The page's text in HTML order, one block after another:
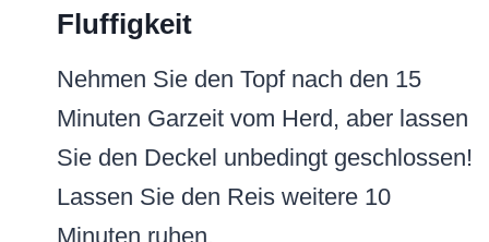
Fluffigkeit
Nehmen Sie den Topf nach den 15
Minuten Garzeit vom Herd, aber lassen
Sie den Deckel unbedingt geschlossen!
Lassen Sie den Reis weitere 10
Minuten ruhen.